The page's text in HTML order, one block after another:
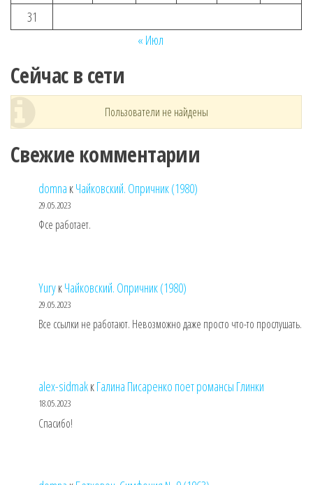
31
« Июл
Сейчас в сети
Пользователи не найдены
Свежие комментарии
domna кЧайковский. Опричник (1980)
29.05.2023
Фсе работает.
YuryкЧайковский. Опричник (1980)
29.05.2023
Все ссылки не работают. Невозможно даже просто что-то прослушать.
alex-sidmakкГалина Писаренко поет романсы Глинки
18.05.2023
Спасибо!